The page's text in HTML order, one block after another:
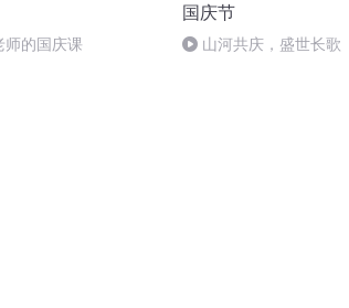
师的国庆课
国庆节
山河共庆，盛世长歌